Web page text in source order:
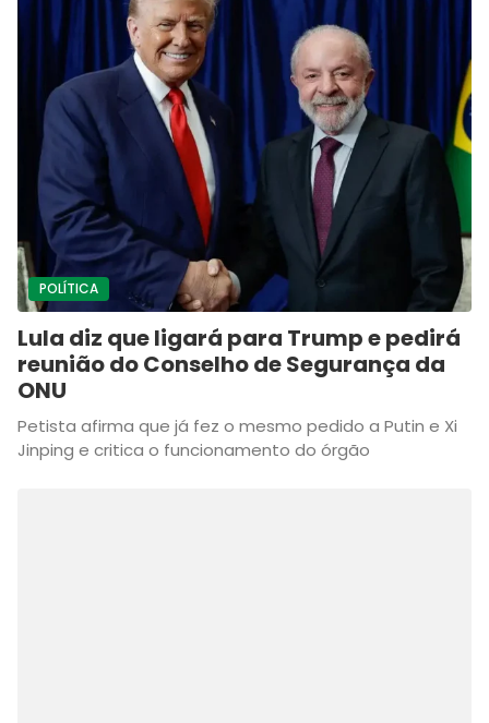
POLÍTICA
Lula diz que ligará para Trump e pedirá
reunião do Conselho de Segurança da
ONU
Petista afirma que já fez o mesmo pedido a Putin e Xi
Jinping e critica o funcionamento do órgão